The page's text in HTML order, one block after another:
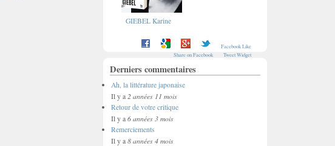
GIEBEL Karine
Facebook Like
Share on Facebook
Tweet Widget
Derniers commentaires
Ah, la littérature japonaise
Il y a 2 années 11 mois
Retour de votre critique
Il y a 6 années 3 mois
Remerciements
Il y a 8 années 4 mois